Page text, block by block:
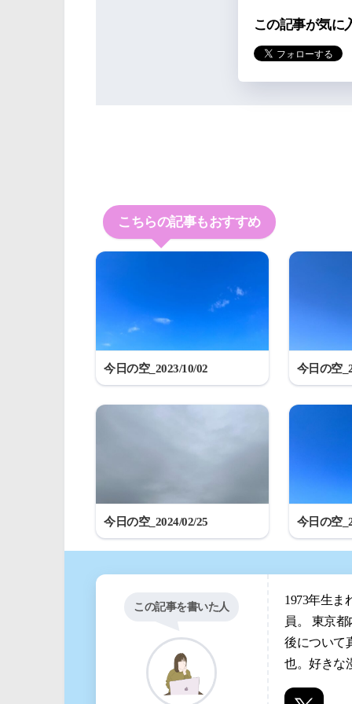
この記事が気に
こちらの記事もおすすめ
今日の空_2023/10/02 今日の空
今日の空_2024/02/25 今日の空
この記事を書いた人
1973年生ま
員。 東京
後について
也。好きな